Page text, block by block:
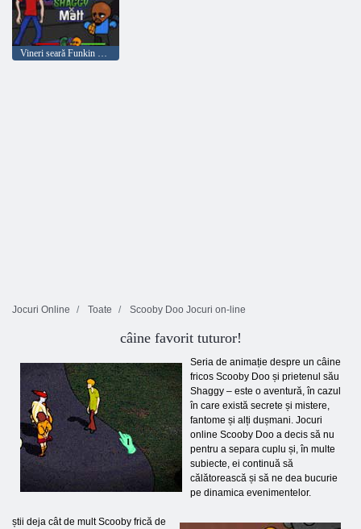
Vineri seară Funkin Shaggy X Matt
Jocuri Online Toate Scooby Doo Jocuri on-line
câine favorit tuturor!
Seria de animație despre un câine
fricos Scooby Doo și prietenul său
Shaggy – este o aventură, în cazul
în care există secrete și mistere,
fantome și alți dușmani. Jocuri
online Scooby Doo a decis să nu
pentru a separa cuplu și, în multe
subiecte, ei continuă să
călătorească și să ne dea bucurie
pe dinamica evenimentelor.
știi deja cât de mult Scooby frică de